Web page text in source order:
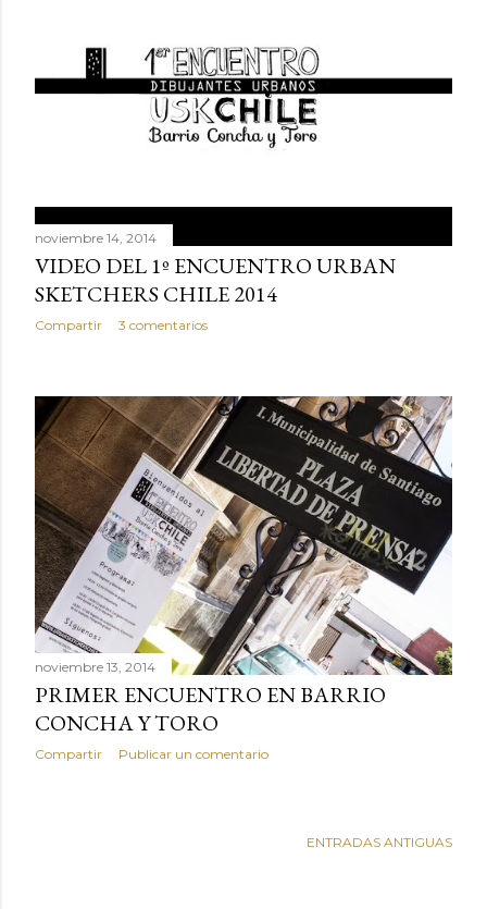
noviembre 14, 2014
VIDEO DEL 1º ENCUENTRO URBAN
SKETCHERS CHILE 2014
Compartir 3 comentarios
noviembre 13, 2014
PRIMER ENCUENTRO EN BARRIO
CONCHA Y TORO
Compartir Publicar un comentario
ENTRADAS ANTIGUAS